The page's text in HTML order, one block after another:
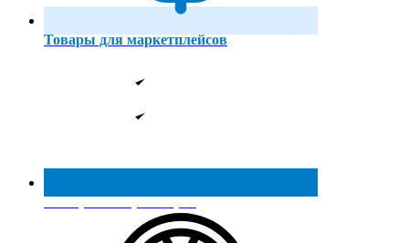
Товары для маркетплейсов
Реестр МинПромТорга